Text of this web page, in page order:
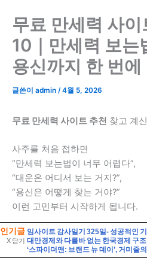
인기글
X 닫기 대만경제와 다를바 없는 한국경제 구조